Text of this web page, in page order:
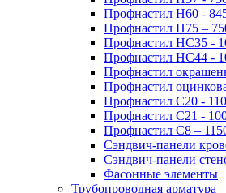
Профнастил Н60 -
Профнастил Н75 –
Профнастил НС35 -
Профнастил НС44 -
Профнастил
Профнастил
Профнастил С20 -
Профнастил С21 -
Профнастил С8 –
Сэндвич-панели
Сэндвич-панели
Фасонные элементы
Трубопроводная арматура